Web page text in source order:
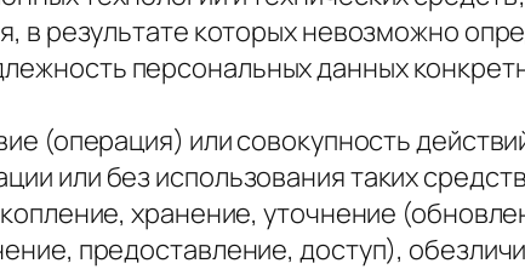
в результате которых невозможно
персональных данных
(операция) или совокупность
или без использования таких
хранение, уточнение
предоставление, доступ),